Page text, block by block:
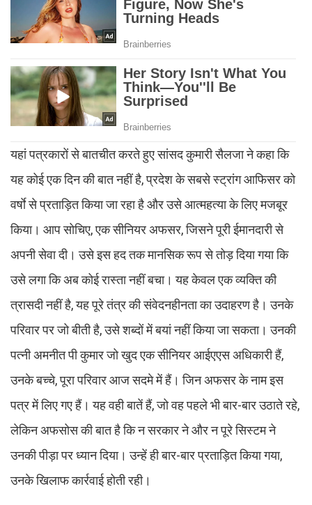
यहां पत्रकारों से बातचीत करते हुए सांसद कुमारी सैलजा ने कहा कि
यह कोई एक दिन की बात नहीं है, प्रदेश के सबसे स्ट्रांग आफिसर को
वर्षाे से प्रताड़ित किया जा रहा है और उसे आत्महत्या के लिए मजबूर
किया। आप सोचिए, एक सीनियर अफसर, जिसने पूरी ईमानदारी से
अपनी सेवा दी। उसे इस हद तक मानसिक रूप से तोड़ दिया गया कि
उसे लगा कि अब कोई रास्ता नहीं बचा। यह केवल एक व्यक्ति की
त्रासदी नहीं है, यह पूरे तंत्र की संवेदनहीनता का उदाहरण है। उनके
परिवार पर जो बीती है, उसे शब्दों में बयां नहीं किया जा सकता। उनकी
पत्नी अमनीत पी कुमार जो खुद एक सीनियर आईएएस अधिकारी हैं,
उनके बच्चे, पूरा परिवार आज सदमे में हैं। जिन अफसर के नाम इस
पत्र में लिए गए हैं। यह वही बातें हैं, जो वह पहले भी बार-बार उठाते रहे,
लेकिन अफसोस की बात है कि न सरकार ने और न पूरे सिस्टम ने
उनकी पीड़ा पर ध्यान दिया। उन्हें ही बार-बार प्रताड़ित किया गया,
उनके खिलाफ कार्रवाई होती रही।